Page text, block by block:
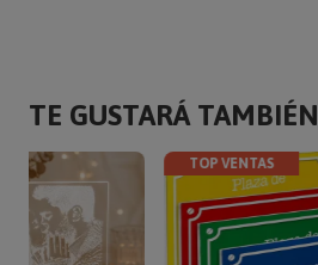
TE GUSTARÁ TAMBIÉN
TOP VENTAS